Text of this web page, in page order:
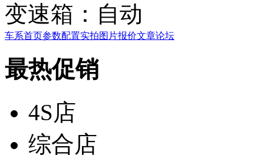
变速箱： 自动
车系首页参数配置实拍图片报价文章论坛
最热促销
4S店
综合店